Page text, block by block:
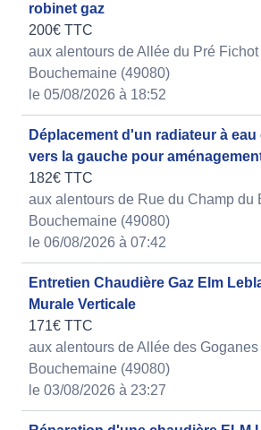
robinet gaz
200€ TTC
aux alentours de Allée du Pré Fichot
Bouchemaine (49080)
le 05/08/2026 à 18:52
Déplacement d'un radiateur à
vers la gauche pour
182€ TTC
aux alentours de Rue du Champ du
Bouchemaine (49080)
le 06/08/2026 à 07:42
Entretien Chaudière Gaz Elm
Murale Verticale
171€ TTC
aux alentours de Allée des Goganes
Bouchemaine (49080)
le 03/08/2026 à 23:27